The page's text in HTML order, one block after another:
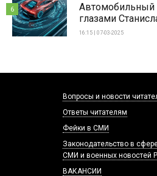
Автомобильный
глазами
16:15 | 07-03-2025
6
Вопросы и новости
Ответы читателям
Фейки в СМИ
Законодательство в
СМИ и военных новостей
ВАКАНСИИ